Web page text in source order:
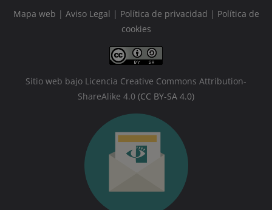
Mapa web | Aviso Legal | Política de privacidad | Política de
cookies
Sitio web bajo Licencia Creative Commons Attribution-
ShareAlike 4.0 (CC BY-SA 4.0)